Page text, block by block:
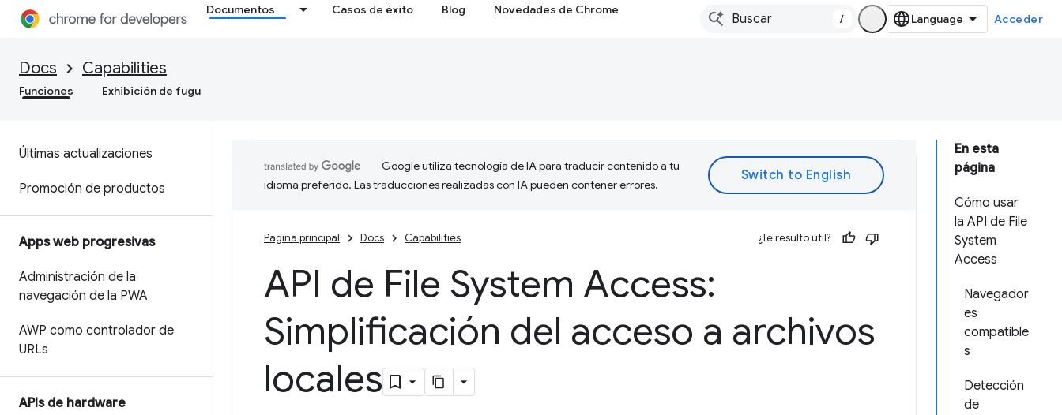
Documentos Casos de éxito Blog Novedades de Chrome
/ Acceder
Docs Capabilities
Funciones Exhibición de fugu
Últimas actualizaciones
Promoción de productos
Apps web progresivas
Administración de la
navegación de la PWA
AWP como controlador de
URLs
APIs de hardware
En esta
página
Cómo usar
la API de File
System
Access
Navegador
es
compatible
s
Detección
de
Google utiliza tecnología de IA para traducir contenido a tu
idioma preferido. Las traducciones realizadas con IA pueden contener errores.
Página principal Docs Capabilities ¿Te resultó útil?
API de File System Access:
Simplificación del acceso a archivos
locales